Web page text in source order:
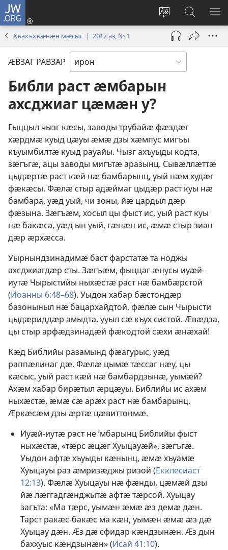
JW.ORG
Сайты
ӕвзаг
фӕивын
Бацу
(opens
window)
Ссар
сайты
jw.org
Хъахъхъӕнӕн мӕсыг | 2017 аз, № 1
ӔВЗАГ РАВЗАР
Библи раст ӕмбарын
ахсджиаг цӕмӕн у?
Гыццыл чызг кӕсы, заводы трубайӕ фӕздӕг
хӕрдмӕ куыд цӕуы ӕмӕ дзы хӕмпус мигъы
къуымбилтӕ куыд рауайы. Чызг ахъуыды кодта,
зӕгъгӕ, ацы заводы мигътӕ аразынц. Сывӕллӕттӕ
цыдӕртӕ раст кӕй нӕ бамбарынц, уый нӕм худӕг
фӕкӕсы. Фӕлӕ стыр адӕймаг цыдӕр раст куы нӕ
бамбара, уӕд уый, чи зоны, йӕ цардыл дӕр
фӕзына. Зӕгъӕм, хосыл цы фыст ис, уый раст куы
нӕ бакӕса, уӕд ын уый, гӕнӕн ис, ӕмӕ стыр зиан
дӕр ӕрхӕсса.
Уырнындзинадимӕ баст фарстатӕ та ноджы
ахсджиагдӕр сты. Зӕгъӕм, фыццаг ӕнусы иуӕй-
иутӕ Чырыстийы ныхӕстӕ раст нӕ бамбӕрстой
(Иоанны 6:48–68). Уыдон хабар бӕстондӕр
базоныныл нӕ бацархайдтой, фӕлӕ сын Чырысти
цыдӕриддӕр амыдта, ууыл сӕ къух систой. Ӕвӕдза,
цы стыр арфӕдзинадӕй фӕкодтой сӕхи ӕнӕхай!
Кӕд Библийы разамынд фӕагурыс, уӕд
раппӕлинаг дӕ. Фӕлӕ цымӕ тӕссаг нӕу, цы
кӕсыс, уый раст кӕй нӕ бамбардзынӕ, уымӕй?
Ахӕм хабар бирӕтыл ӕрцӕуы. Библийы ис ахӕм
ныхӕстӕ, ӕмӕ сӕ арӕх раст нӕ бамбарынц.
Ӕркӕсӕм дзы ӕртӕ цӕвиттонмӕ.
Иуӕй-иутӕ раст не ’мбарынц Библийы фыст
ныхӕстӕ, «тӕрс ӕцӕг Хуыцауӕй», зӕгъгӕ.
Уыдон афтӕ хъуыды кӕнынц, ӕмӕ хъуамӕ
Хуыцауы раз ӕмризӕджы ризой (Екклесиаст
12:13). Фӕлӕ Хуыцауы нӕ фӕнды, цӕмӕй дзы
йӕ лӕггадгӕнджытӕ афтӕ тӕрсой. Хуыцау
загъта: «Ма тӕрс, уымӕн ӕмӕ ӕз демӕ дӕн.
Тарст ракӕс-бакӕс ма кӕн, уымӕн ӕмӕ ӕз дӕ
Хуыцау дӕн. Ӕз дӕ сфидар кӕндзынӕн. Ӕз дын
баххуыс кӕндзынӕн» (Исай 41:10).